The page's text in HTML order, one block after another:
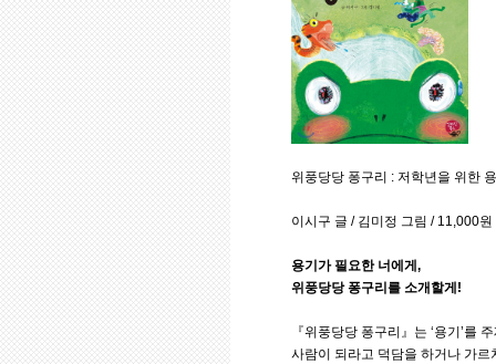
위풍당당 퐁구리 : 저학년을 위한
이시구 글 / 김미정 그림 / 11,000
용기가 필요한 너에게,
위풍당당 퐁구리를 소개할게!
『위풍당당 퐁구리』는 ‘용기’를
사람이 되라고 덕담을 하거나 가